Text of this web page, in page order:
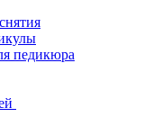
педикюра